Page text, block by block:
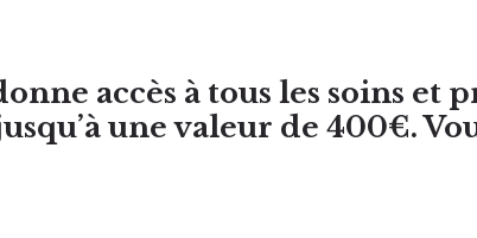
accès à tous les soins et
une valeur de 400€.